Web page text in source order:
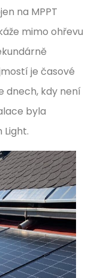
na MPPT
mimo ohřevu
je časové
dnech, kdy není
byla
Light.